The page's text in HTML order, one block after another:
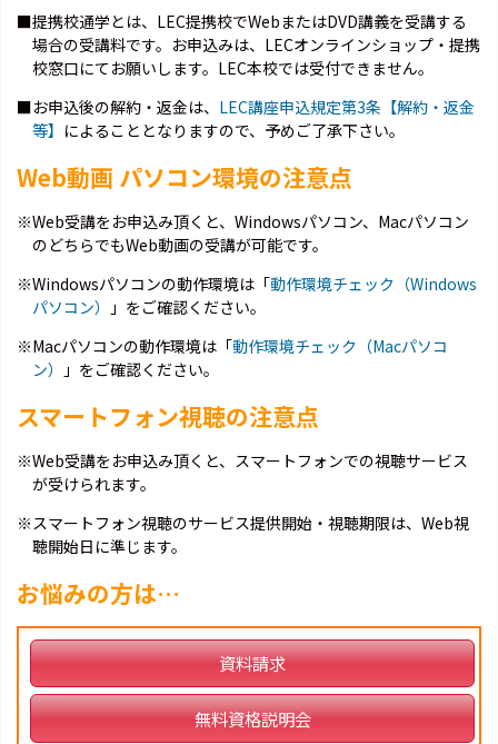
■提携校通学とは、LEC提携校でWebまたはDVD講義を受講する
場合の受講料です。お申込みは、LECオンラインショップ・提携
校窓口にてお願いします。LEC本校では受付できません。
■お申込後の解約・返金は、 LEC講座申込規定第3条【解約・返金
等】 によることとなりますので、予めご了承下さい。
Web動画 パソコン環境の注意点
※Web受講をお申込み頂くと、Windowsパソコン、Macパソコン
のどちらでもWeb動画の受講が可能です。
※Windowsパソコンの動作環境は「動作環境チェック（Windows
パソコン）
」をご確認ください。
※Macパソコンの動作環境は「動作環境チェック（Macパソコ
ン）
」をご確認ください。
スマートフォン視聴の注意点
※Web受講をお申込み頂くと、スマートフォンでの視聴サービス
が受けられます。
※スマートフォン視聴のサービス提供開始・視聴期限は、Web視
聴開始日に準じます。
お悩みの方は…
資料請求
無料資格説明会